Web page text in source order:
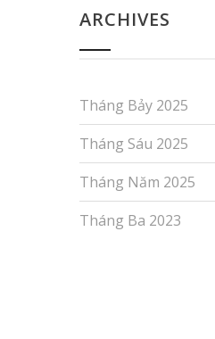
ARCHIVES
Tháng Bảy 2025
Tháng Sáu 2025
Tháng Năm 2025
Tháng Ba 2023